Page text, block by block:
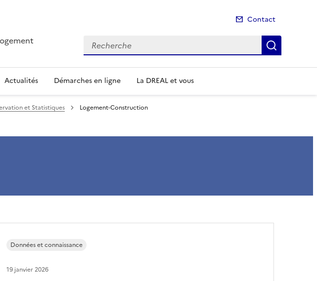
Contact
Recherche
Actualités Démarches en ligne La DREAL et vous
et Statistiques Logement-Construction
Données et connaissance
19 janvier 2026